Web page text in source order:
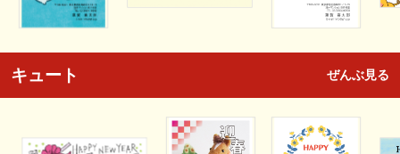
キュート ぜんぶ見る